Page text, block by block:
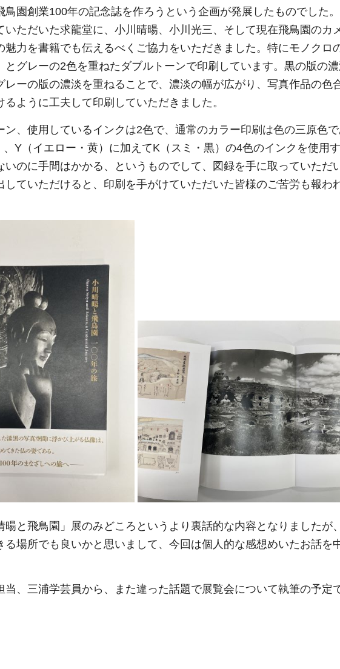
鳥園創業100年の記念誌を作ろうという企画が発展したものでした
いただいた求龍堂に、小川晴暘、小川光三、そして現在飛鳥園のカ
魅力を書籍でも伝えるべくご協力をいただきました。特にモノクロ
とグレーの2色を重ねたダブルトーンで印刷しています。黒の版の
レーの版の濃淡を重ねることで、濃淡の幅が広がり、写真作品の色
ように工夫して印刷していただきました。
ン、使用しているインクは2色で、通常のカラー印刷は色の三原色で
Y（イエロー・黄）に加えてK（スミ・黒）の4色のインクを使用
いのに手間はかかる、というものでして、図録を手に取っていただ
していただけると、印刷を手がけていただいた皆様のご苦労も報わ
暘と飛鳥園」展のみどころというより裏話的な内容となりましたが
る場所でも良いかと思いまして、今回は個人的な感想めいたお話を
、三浦学芸員から、また違った話題で展覧会について執筆の予定